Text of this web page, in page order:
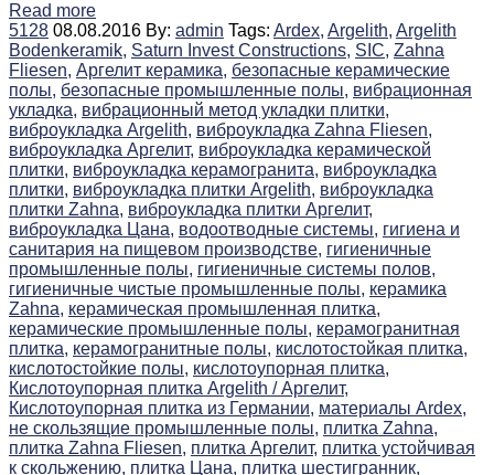
Read more
5128 08.08.2016 By: admin Tags: Ardex, Argelith, Argelith
Bodenkeramik, Saturn Invest Constructions, SIC, Zahna
Fliesen, Аргелит керамика, безопасные керамические
полы, безопасные промышленные полы, вибрационная
укладка, вибрационный метод укладки плитки,
виброукладка Argelith, виброукладка Zahna Fliesen,
виброукладка Аргелит, виброукладка керамической
плитки, виброукладка керамогранита, виброукладка
плитки, виброукладка плитки Argelith, виброукладка
плитки Zahna, виброукладка плитки Аргелит,
виброукладка Цана, водоотводные системы, гигиена и
санитария на пищевом производстве, гигиеничные
промышленные полы, гигиеничные системы полов,
гигиеничные чистые промышленные полы, керамика
Zahna, керамическая промышленная плитка,
керамические промышленные полы, керамогранитная
плитка, керамогранитные полы, кислотостойкая плитка,
кислотостойкие полы, кислотоупорная плитка,
Кислотоупорная плитка Argelith / Аргелит,
Кислотоупорная плитка из Германии, материалы Ardex,
не скользящие промышленные полы, плитка Zahna,
плитка Zahna Fliesen, плитка Аргелит, плитка устойчивая
к скольжению, плитка Цана, плитка шестигранник,